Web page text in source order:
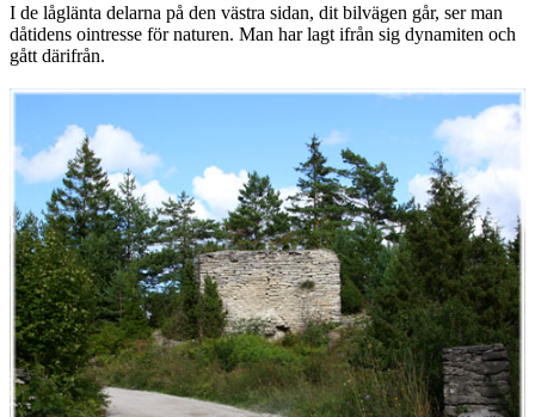
I de låglänta delarna på den västra sidan, dit bilvägen går, ser man
dåtidens ointresse för naturen. Man har lagt ifrån sig dynamiten och
gått därifrån.